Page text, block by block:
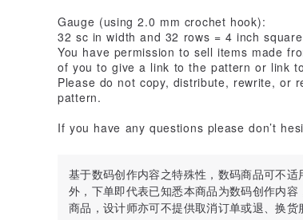
Gauge (using 2.0 mm crochet hook):
32 sc in width and 32 rows = 4 inch
You have permission to sell items made
of you to give a link to the pattern or link
Please do not copy, distribute, rewrite, or
pattern.
If you have any questions please don’t
基于数码创作内容之特殊性，数码商品可不
外，下单即代表已知悉本商品为数码创作内
商品，设计师亦可不提供取消订单或退、换货